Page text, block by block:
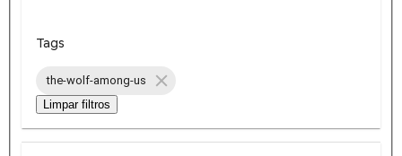
Tags
the-wolf-among-us
Limpar filtros